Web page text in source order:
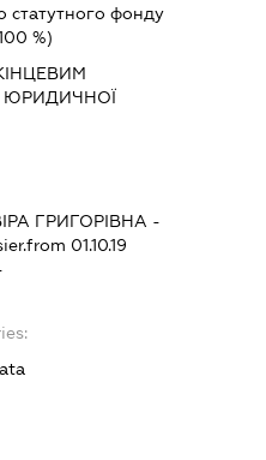
статутного фонду
%)
ЮРИДИЧНОЇ
ГРИГОРІВНА -
01.10.19